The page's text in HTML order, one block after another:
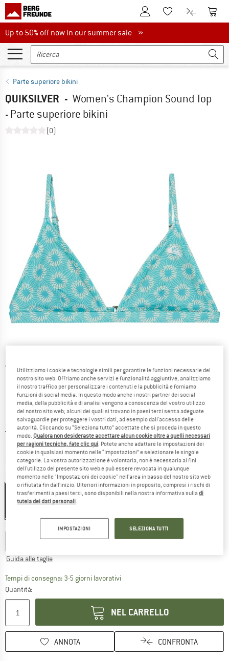
Al conto clienteAlla lista
Al Al
Up to 50% off now in our summer sale
Up to 50% off now in our summer sale »
Parte superiore bikini
QUIKSILVER - Women's Champion Sound Top
- Parte superiore bikini
(0)
Viste dettagliate
Prezzo originale :
34,95€
Prezzo:
20,97€ incl. IVA
più Spese di spedizioneInformazioni sui costi di spedizione. Si apre in
Colore:Aqua Ocean Mayhem 20X20
S M L XL
Guida alle taglie
Tempi di consegna: 3-5 giorni lavorativiIl link si apre in una casella
Quantità:
NEL CARRELLO
ANNOTA CONFRONTA
Utilizziamo i cookie e tecnologie simili per garantire le funzioni necessarie del
nostro sito web. Offriamo anche servizi e funzionalità aggiuntive, analizziamo
il nostro traffico per personalizzare i contenuti e la pubblicità e forniamo
funzioni di social media. In questo modo anche i nostri partner dei social
media, della pubblicità e di analisi vengono a conoscenza del vostro utilizzo
del nostro sito web; alcuni dei quali si trovano in paesi terzi senza adeguate
salvaguardie per proteggere i vostri dati, ad esempio dall'accesso delle
autorità. Cliccando su “Seleziona tutto” accettate che si proceda in questo
modo. Qualora non desideraste accettare alcun cookie oltre a quelli necessari
per ragioni tecniche, fate clic qui . Potete anche adattare le impostazioni dei
cookie in qualsiasi momento nelle “Impostazioni” e selezionare le singole
categorie. La vostra autorizzazione è volontaria, non è necessaria ai fini
dell'utilizzo del presente sito web e può essere revocata in qualunque
momento nelle "Impostazioni dei cookie" nell'area in basso del nostro sito web
o rifiutata fin dall'inizio. Ulteriori informazioni in proposito, compresi i rischi di
trasferimenti a paesi terzi, sono disponibili nella nostra informativa sulladi
tutela dei dati personali
IMPOSTAZIONI SELEZIONA TUTTI